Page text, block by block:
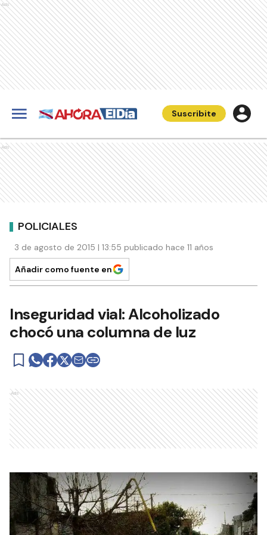
Ads
Suscribite
Ads
POLICIALES
3 de agosto de 2015 | 13:55 publicado hace 11 años
Añadir como fuente en
Inseguridad vial: Alcoholizado
chocó una columna de luz
Ads